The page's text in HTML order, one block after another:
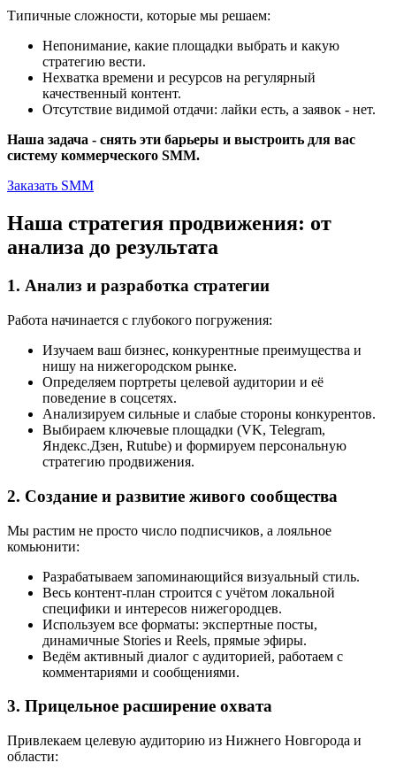
Типичные сложности, которые мы решаем:
Непонимание, какие площадки выбрать и какую
стратегию вести.
Нехватка времени и ресурсов на регулярный
качественный контент.
Отсутствие видимой отдачи: лайки есть, а заявок - нет.
Наша задача - снять эти барьеры и выстроить для вас
систему коммерческого SMM.
Заказать SMM
Наша стратегия продвижения: от
анализа до результата
1. Анализ и разработка стратегии
Работа начинается с глубокого погружения:
Изучаем ваш бизнес, конкурентные преимущества и
нишу на нижегородском рынке.
Определяем портреты целевой аудитории и её
поведение в соцсетях.
Анализируем сильные и слабые стороны конкурентов.
Выбираем ключевые площадки (VK, Telegram,
Яндекс.Дзен, Rutube) и формируем персональную
стратегию продвижения.
2. Создание и развитие живого сообщества
Мы растим не просто число подписчиков, а лояльное
комьюнити:
Разрабатываем запоминающийся визуальный стиль.
Весь контент-план строится с учётом локальной
специфики и интересов нижегородцев.
Используем все форматы: экспертные посты,
динамичные Stories и Reels, прямые эфиры.
Ведём активный диалог с аудиторией, работаем с
комментариями и сообщениями.
3. Прицельное расширение охвата
Привлекаем целевую аудиторию из Нижнего Новгорода и
области: